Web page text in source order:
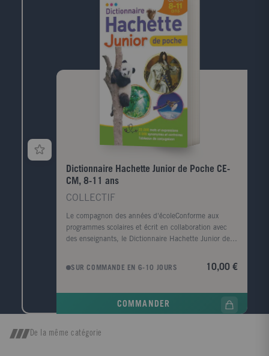
préparatoires ainsi qu'aux professeurs d'histoire-
Dictionnaire Hachette Junior de Poche CE-
CM, 8-11 ans
COLLECTIF
Le compagnon des années d'écoleConforme aux
programmes scolaires et écrit en collaboration avec
des enseignants, le Dictionnaire Hachette Junior de
progressive de la langue française. Un dictionnaire
pour apprendre et comprendre- 25 000 mots et
contexte - 5 000 synonymes et contraires pour
grammaire, d'orthographe, de prononciation, l'origine
SUR COMMANDE EN 6-10 JOURS 10,00 €
COMMANDER
De la même catégorie